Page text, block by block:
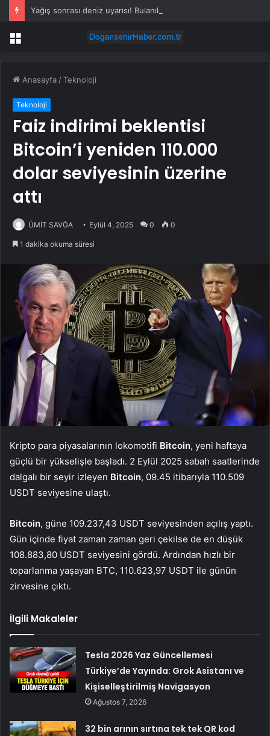
Menü
Anasayfa /Teknoloji
Teknoloji
Faiz indirimi beklentisi
Bitcoin’i yeniden 110.000
dolar seviyesinin üzerine
attı
ÜMİT SAVĞA Eylül 4, 2025 0 0
1 dakika okuma süresi
Kripto para piyasalarının lokomotifi Bitcoin, yeni haftaya
güçlü bir yükselişle başladı. 2 Eylül 2025 sabah saatlerinde
dalgalı bir seyir izleyen Bitcoin, 09.45 itibarıyla 110.509
USDT seviyesine ulaştı.
Bitcoin, güne 109.237,43 USDT seviyesinden açılış yaptı.
Gün içinde fiyat zaman zaman geri çekilse de en düşük
108.883,80 USDT seviyesini gördü. Ardından hızlı bir
toparlanma yaşayan BTC, 110.623,97 USDT ile günün
zirvesine çıktı.
İlgili Makaleler
Tesla 2026 Yaz Güncellemesi
Türkiye’de Yayında: Grok Asistanı ve
Kişiselleştirilmiş Navigasyon
Ağustos 7, 2026
32 bin arının sırtına tek tek QR kod